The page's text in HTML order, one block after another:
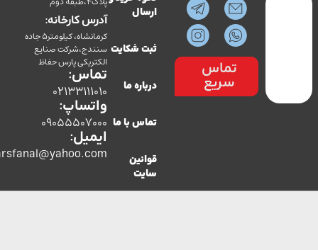
تماس
سریع
ثبت شکایت
درباره ما
تماس با ما
قوانین
آدرس کارخانه:
کرمانشاه، کیلومتر5 جاده
سنندج،شرکت صنایع
الکتریکی پارس حفاظ
تماس:
02133111010
واتساپ:
09055507000
ایمیل:
co.parsfanal@yahoo.com